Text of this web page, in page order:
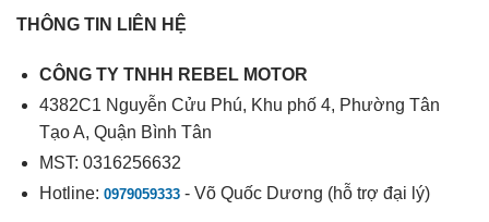
THÔNG TIN LIÊN HỆ
CÔNG TY TNHH REBEL MOTOR
4382C1 Nguyễn Cửu Phú, Khu phố 4, Phường Tân
Tạo A, Quận Bình Tân
MST: 0316256632
Hotline: 0979059333- Võ Quốc Dương (hỗ trợ đại lý)